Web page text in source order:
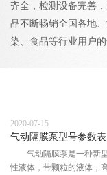
齐全，检测设备完善
品不断畅销全国各地
染、食品等行业用户
2020-07-15
气动隔膜泵型号参数表
气动隔膜泵是一种新型
性液体，带颗粒的液体，